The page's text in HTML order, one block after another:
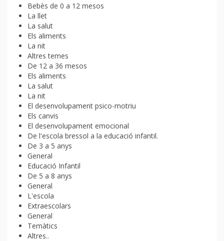
Bebès de 0 a 12 mesos
La llet
La salut
Els aliments
La nit
Altres temes
De 12 a 36 mesos
Els aliments
La salut
La nit
El desenvolupament psico-motriu
Els canvis
El desenvolupament emocional
De l'escola bressol a la educació infantil.
De 3 a 5 anys
General
Educació Infantil
De 5 a 8 anys
General
L'escola
Extraescolars
General
Temàtics
Altres..